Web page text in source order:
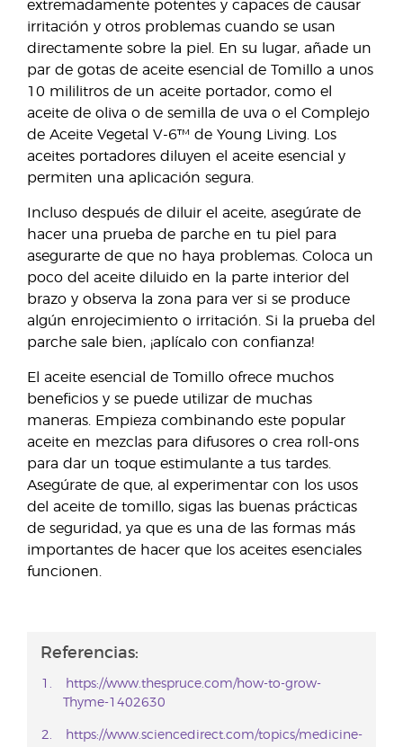
extremadamente potentes y capaces de causar
irritación y otros problemas cuando se usan
directamente sobre la piel. En su lugar, añade un
par de gotas de aceite esencial de Tomillo a unos
10 mililitros de un aceite portador, como el
aceite de oliva o de semilla de uva o el Complejo
de Aceite Vegetal V-6™ de Young Living. Los
aceites portadores diluyen el aceite esencial y
permiten una aplicación segura.
Incluso después de diluir el aceite, asegúrate de
hacer una prueba de parche en tu piel para
asegurarte de que no haya problemas. Coloca un
poco del aceite diluido en la parte interior del
brazo y observa la zona para ver si se produce
algún enrojecimiento o irritación. Si la prueba del
parche sale bien, ¡aplícalo con confianza!
El aceite esencial de Tomillo ofrece muchos
beneficios y se puede utilizar de muchas
maneras. Empieza combinando este popular
aceite en mezclas para difusores o crea roll-ons
para dar un toque estimulante a tus tardes.
Asegúrate de que, al experimentar con los usos
del aceite de tomillo, sigas las buenas prácticas
de seguridad, ya que es una de las formas más
importantes de hacer que los aceites esenciales
funcionen.
Referencias:
https://www.thespruce.com/how-to-grow-
Thyme-1402630
https://www.sciencedirect.com/topics/medicine-